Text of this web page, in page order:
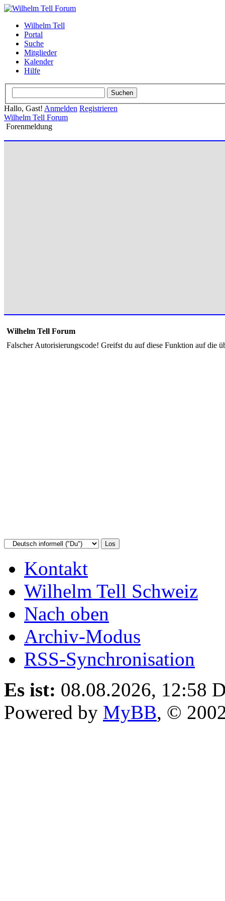
Wilhelm Tell
Portal
Suche
Mitglieder
Kalender
Hilfe
Hallo, Gast! Anmelden Registrieren
Wilhelm Tell Forum
Forenmeldung
Wilhelm Tell Forum
Falscher Autorisierungscode! Greifst du auf diese Funktion auf die
Kontakt
Wilhelm Tell Schweiz
Nach oben
Archiv-Modus
RSS-Synchronisation
Es ist: 08.08.2026, 12:58
Powered by MyBB, ©